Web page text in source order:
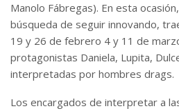
Manolo Fábregas). En esta
búsqueda de seguir innovando,
19 y 26 de febrero 4 y 11 de
protagonistas Daniela, Lupita,
interpretadas por hombres drags.
Los encargados de interpretar a